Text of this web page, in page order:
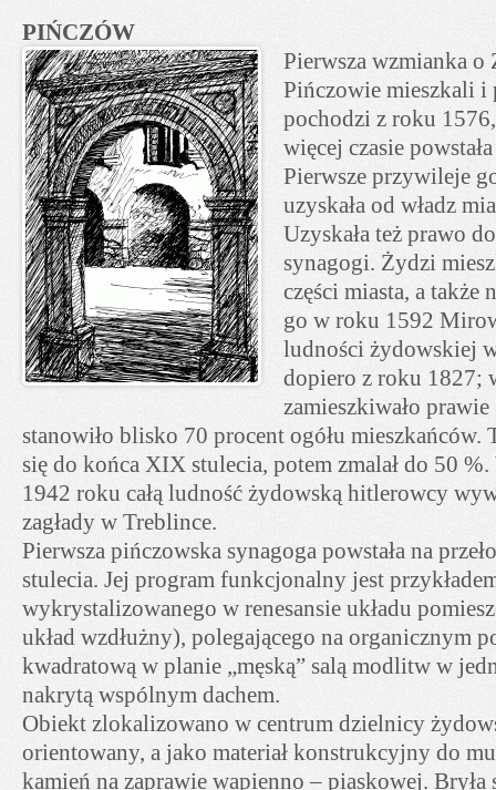
PIŃCZÓW
Pierwsza wzmianka
Pińczowie mieszkali i
pochodzi z roku
więcej czasie
Pierwsze przywileje
uzyskała od władz
Uzyskała też prawo
synagogi. Żydzi
części miasta, a także
go w roku 1592
ludności żydowskiej
dopiero z roku 1827;
zamieszkiwało
stanowiło blisko 70 procent ogółu mieszkańców.
się do końca XIX stulecia, potem zmalał do 50
1942 roku całą ludność żydowską hitlerowcy
zagłady w Treblince.
Pierwsza pińczowska synagoga powstała na
stulecia. Jej program funkcjonalny jest
wykrystalizowanego w renesansie układu
układ wzdłużny), polegającego na organicznym
kwadratową w planie „męską” salą modlitw w
nakrytą wspólnym dachem.
Obiekt zlokalizowano w centrum dzielnicy
orientowany, a jako materiał konstrukcyjny do
kamień na zaprawie wapienno – piaskowej. Bryła